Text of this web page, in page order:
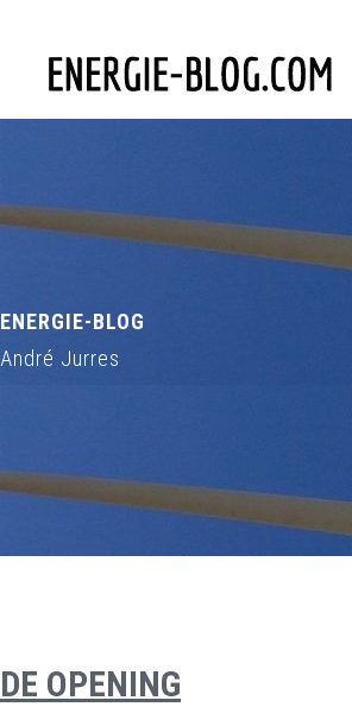
ENERGIE-BLOG
André Jurres
DE OPENING